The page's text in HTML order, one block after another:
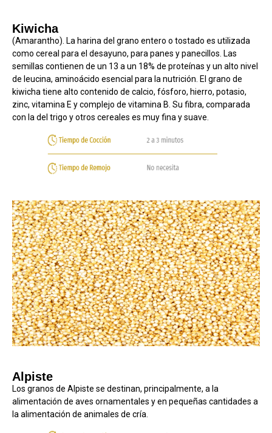
Kiwicha
(Amarantho). La harina del grano entero o tostado es utilizada
como cereal para el desayuno, para panes y panecillos. Las
semillas contienen de un 13 a un 18% de proteínas y un alto nivel
de leucina, aminoácido esencial para la nutrición. El grano de
kiwicha tiene alto contenido de calcio, fósforo, hierro, potasio,
zinc, vitamina E y complejo de vitamina B. Su fibra, comparada
con la del trigo y otros cereales es muy fina y suave.
Alpiste
Los granos de Alpiste se destinan, principalmente, a la
alimentación de aves ornamentales y en pequeñas cantidades a
la alimentación de animales de cría.